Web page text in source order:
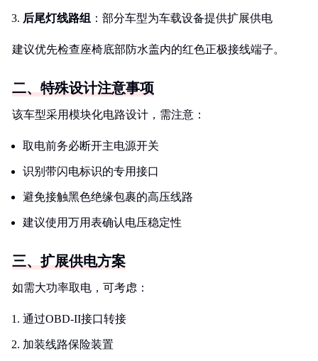
后尾灯线路组 ：部分车型为车载设备提供扩展供电
建议优先检查座椅底部防水盖内的红色正极接线端子。
二、特殊设计注意事项
该车型采用模块化电路设计，需注意：
取电前务必断开主电源开关
识别带闪电标识的专用接口
避免接触黑色绝缘包裹的高压线路
建议使用万用表确认电压稳定性
三、扩展供电方案
如需大功率取电，可考虑：
通过OBD-II接口转接
加装线路保险装置